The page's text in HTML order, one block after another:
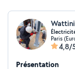
Paris
4,8/
Présentation